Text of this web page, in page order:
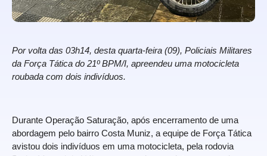
Por volta das 03h14, desta quarta-feira (09), Policiais Militares
da Força Tática do 21º BPM/I, apreendeu uma motocicleta
roubada com dois indivíduos.
Durante Operação Saturação, após encerramento de uma
abordagem pelo bairro Costa Muniz, a equipe de Força Tática
avistou dois indivíduos em uma motocicleta, pela rodovia